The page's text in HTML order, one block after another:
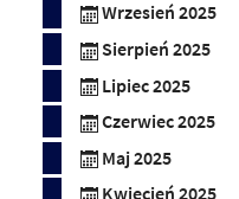
Wrzesień 2025
Sierpień 2025
Lipiec 2025
Czerwiec 2025
Maj 2025
Kwiecień 2025